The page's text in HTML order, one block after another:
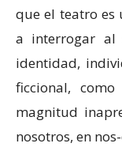
que el teatro es
a interrogar al
identidad,
ficcional,
magnitud
nosotros, en